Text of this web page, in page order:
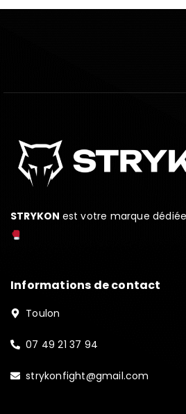
STRYKON est votre marque
Informations de contact
Toulon
07 49 21 37 94
strykonfight@gmail.com